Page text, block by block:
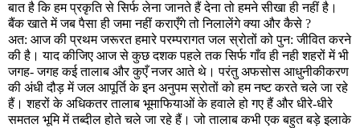
बात है कि हम प्रकृति से सिर्फ लेना जानते हैं देना तो हमने सीखा ही नहीं है।
बैंक खाते में जब पैसा ही जमा नहीं कराएँगे तो निलालेंगे क्या और कैसे ?
अत: आज की प्रथम जरूरत हमारे परम्परागत जल स्रोतों को पुन: जीवित करने
की है। याद कीजिए आज से कुछ दशक पहले तक सिर्फ गाँव ही नही शहरों में भी
जगह- जगह कई तालाब और कुएँ नजर आते थे। परंतु अफसोस आधुनीकीकरण
की अंधी दौड़ में जल आपूर्ति के इन अनुपम स्रोतों को हम नष्ट करते चले जा रहे
हैं। शहरों के अधिकतर तालाब भूमाफियाओं के हवाले हो गए हैं और धीरे-धीरे
समतल भूमि में तब्दील होते चले जा रहे हैं। जो तालाब कभी एक बहुत बड़े इलाके